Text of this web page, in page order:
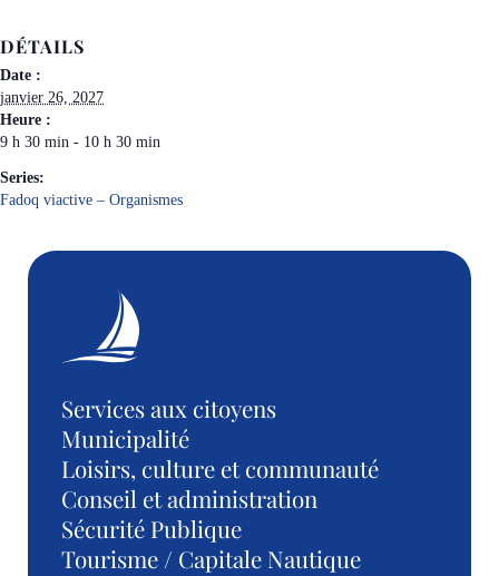
DÉTAILS
Date :
janvier 26, 2027
Heure :
9 h 30 min - 10 h 30 min
Series:
Fadoq viactive – Organismes
Services aux citoyens
Municipalité
Loisirs, culture et communauté
Conseil et administration
Sécurité Publique
Tourisme / Capitale Nautique